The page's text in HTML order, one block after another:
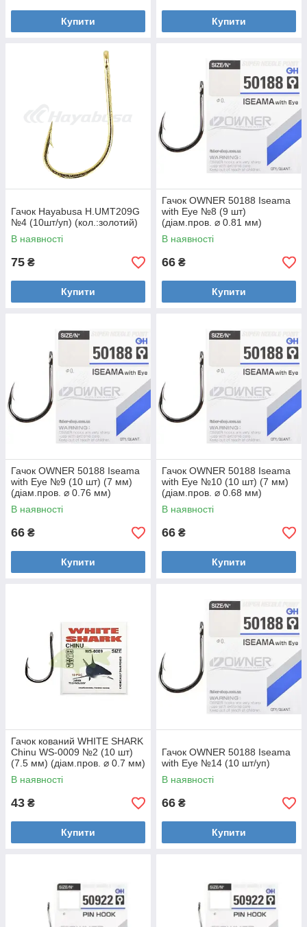
Купити Купити
Гачок Hayabusa H.UMT209G
№4 (10шт/уп) (кол.:золотий)
В наявності
75 ₴
Купити
Гачок OWNER 50188 Iseama
with Eye №8 (9 шт)
(діам.пров. ⌀ 0.81 мм)
В наявності
66 ₴
Купити
Гачок OWNER 50188 Iseama
with Eye №9 (10 шт) (7 мм)
(діам.пров. ⌀ 0.76 мм)
В наявності
66 ₴
Купити
Гачок OWNER 50188 Iseama
with Eye №10 (10 шт) (7 мм)
(діам.пров. ⌀ 0.68 мм)
В наявності
66 ₴
Купити
Гачок кований WHITE SHARK
Chinu WS-0009 №2 (10 шт)
(7.5 мм) (діам.пров. ⌀ 0.7 мм)
В наявності
43 ₴
Купити
Гачок OWNER 50188 Iseama
with Eye №14 (10 шт/уп)
В наявності
66 ₴
Купити